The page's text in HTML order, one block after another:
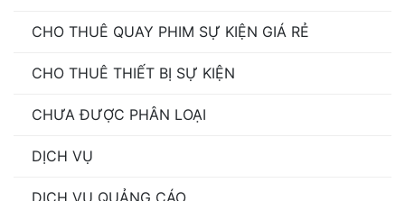
CHO THUÊ QUAY PHIM SỰ KIỆN GIÁ RẺ
CHO THUÊ THIẾT BỊ SỰ KIỆN
CHƯA ĐƯỢC PHÂN LOẠI
DỊCH VỤ
DỊCH VỤ QUẢNG CÁO